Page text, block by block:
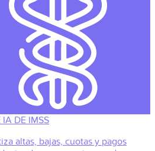
IA DE IMSS
altas, bajas, cuotas y pagos